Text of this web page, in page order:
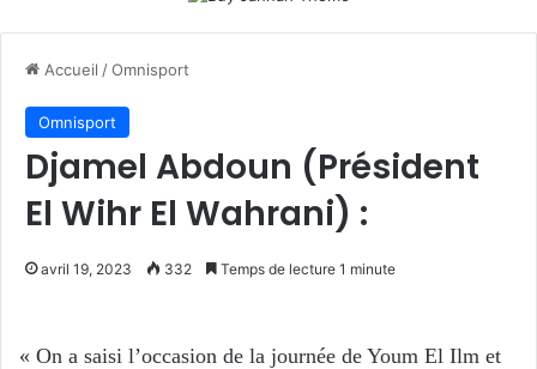
Accueil /Omnisport
Omnisport
Djamel Abdoun (Président
El Wihr El Wahrani) :
avril 19, 2023 332 Temps de lecture 1 minute
« On a saisi l’occasion de la journée de Youm El Ilm et